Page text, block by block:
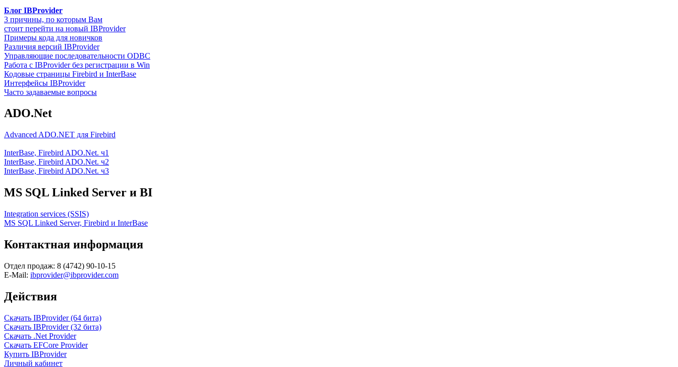
Блог IBProvider
3 причины, по которым Вам
стоит перейти на новый IBProvider
Примеры кода для новичков
Различия версий IBProvider
Управляющие последовательности ODBC
Работа с IBProvider без регистрации в Win
Кодовые страницы Firebird и InterBase
Интерфейсы IBProvider
Часто задаваемые вопросы
ADO.Net
Advanced ADO.NET для Firebird
InterBase, Firebird ADO.Net. ч1
InterBase, Firebird ADO.Net. ч2
InterBase, Firebird ADO.Net. ч3
MS SQL Linked Server и BI
Integration services (SSIS)
MS SQL Linked Server, Firebird и InterBase
Контактная информация
Отдел продаж: 8 (4742) 90-10-15
E-Mail: ibprovider@ibprovider.com
Действия
Скачать IBProvider (64 бита)
Скачать IBProvider (32 бита)
Скачать .Net Provider
Скачать EFCore Provider
Купить IBProvider
Личный кабинет